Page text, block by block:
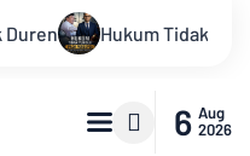
Terhadap Monopoli
6 Aug
2026